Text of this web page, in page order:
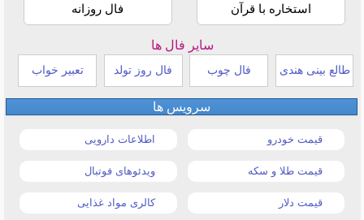
استخاره با قرآن فال روزانه
سایر فال ها
طالع بینی هندی فال چوب فال روز تولد تعبیر خواب
سرویس ها
قیمت خودرو اطلاعات دارویی
قیمت طلا و سکه ویدئوهای فوتبال
قیمت دلار کالری مواد غذایی